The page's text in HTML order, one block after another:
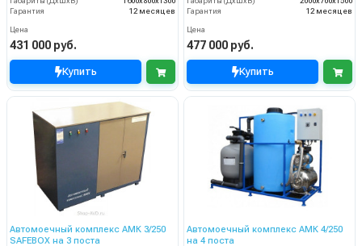
Гарантия
12 месяцев
Цена
431 000 руб.
Купить
Гарантия
12 месяцев
Цена
477 000 руб.
Купить
Автомоечный комплекс АМК 3/250
SAFEBOX на 3 поста
Автомоечный комплекс АМК 4/250
на 4 поста